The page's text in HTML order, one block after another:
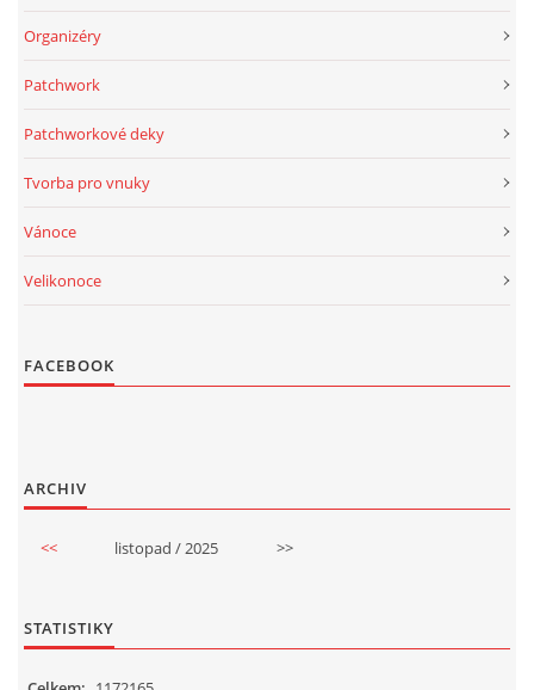
Organizéry
Patchwork
Patchworkové deky
Tvorba pro vnuky
Vánoce
Velikonoce
FACEBOOK
ARCHIV
<< listopad / 2025 >>
STATISTIKY